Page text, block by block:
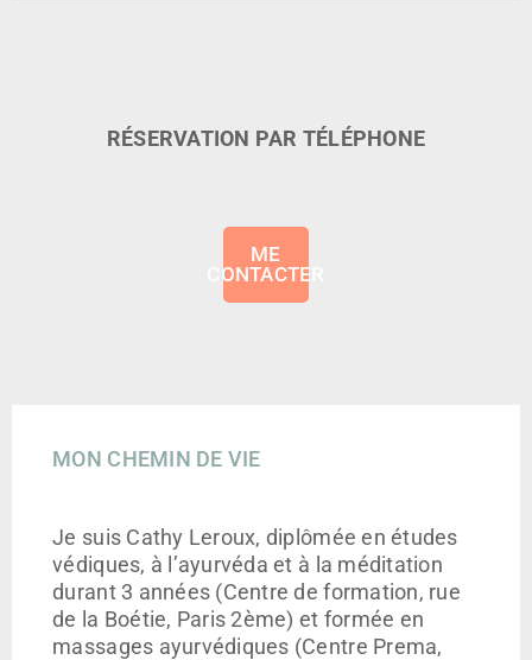
RÉSERVATION PAR TÉLÉPHONE
ME
CONTACTER
MON CHEMIN DE VIE
Je suis Cathy Leroux, diplômée en études
védiques, à l’ayurvéda et à la méditation
durant 3 années (Centre de formation, rue
de la Boétie, Paris 2ème) et formée en
massages ayurvédiques (Centre Prema,